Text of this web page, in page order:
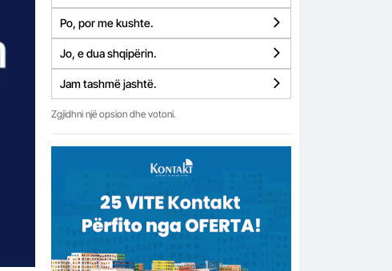
Po, por me kushte.
Jo, e dua shqipërin.
Jam tashmë jashtë.
Zgjidhni një opsion dhe votoni.